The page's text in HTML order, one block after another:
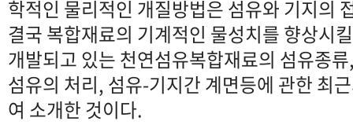
학적인 물리적인 개질방법은 섬유와 기지의
결국 복합재료의 기계적인 물성치를 향상시
개발되고 있는 천연섬유복합재료의 섬유종
섬유의 처리, 섬유-기지간 계면등에 관한 최
여 소개한 것이다.